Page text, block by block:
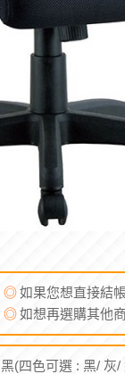
◎如果您想直接結
◎如想再選購其他
黑(四色可選 : 黑/